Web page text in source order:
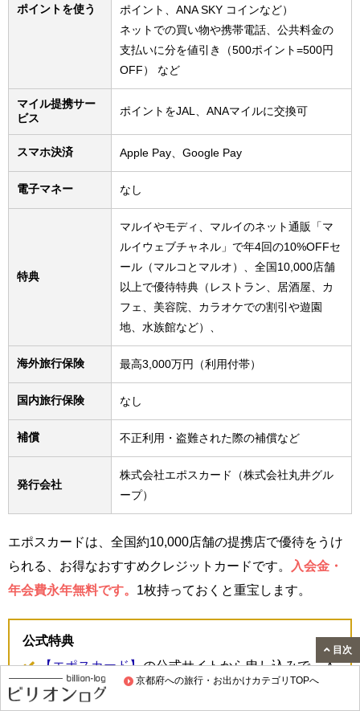
京都府への旅行・お出かけカテゴリTOPへ
ポイントを使う
ポイント、ANA SKY コインなど）
ネットでの買い物や携帯電話、公共料金の
支払いに分を値引き（500ポイント=500円
OFF） など
マイル提携サー
ビス
ポイントをJAL、ANAマイルに交換可
スマホ決済 Apple Pay、Google Pay
電子マネー なし
特典
マルイやモディ、マルイのネット通販「マ
ルイウェブチャネル」で年4回の10%OFFセ
ール（マルコとマルオ）、全国10,000店舗
以上で優待特典（レストラン、居酒屋、カ
フェ、美容院、カラオケでの割引や遊園
地、水族館など）、
海外旅行保険 最高3,000万円（利用付帯）
国内旅行保険 なし
補償 不正利用・盗難された際の補償など
発行会社
株式会社エポスカード（株式会社丸井グル
ープ）
エポスカードは、全国約10,000店舗の提携店で優待をうけ
られる、お得なおすすめクレジットカードです。
入会金・
年会費永年無料です。 1枚持っておくと重宝します。
公式特典
【エポスカード】の公式サイトから申し込みで、入
会特典として、2,000円相当分のエポスポイントが
もらえます。※特典内容は変更になることもありま
目次